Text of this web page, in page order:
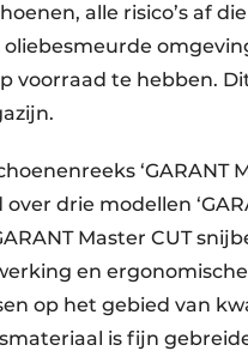
alle risico’s af
voorraad te hebben.
drie modellen
Master CUT
en
op het gebied van
is fijn